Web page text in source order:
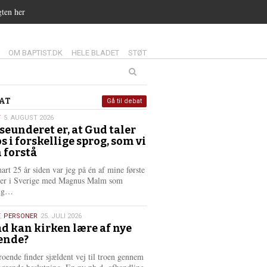
her
14.0:
OM BAPTIST.DK 15.0:
HELE BLADET 16.0:
STØT
5. AUGUST 2026
er, at Gud taler
i forskellige sprog, som vi
forstå
25 år siden var jeg på én af mine første
i Sverige med Magnus Malm som
s
m
e
r
e
, PERSONER 25. JULI 2026
kan kirken lære af nye
finder sjældent vej til troen gennem
Gå til debat